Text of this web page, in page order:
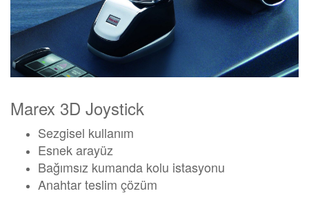
Marex 3D Joystick
Sezgisel kullanım
Esnek arayüz
Bağımsız kumanda kolu istasyonu
Anahtar teslim çözüm